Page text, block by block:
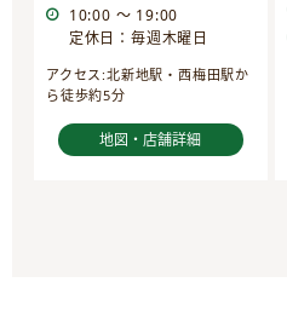
10:00 ～ 19:00
定休日：毎週木曜日
アクセス:北新地駅・西梅田駅か
ら徒歩約5分
地図・店舗詳細